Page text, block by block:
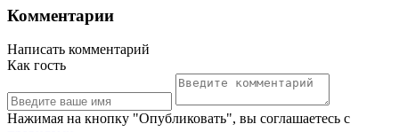
Комментарии
Написать комментарий
Как гость
Нажимая на кнопку "Опубликовать", вы соглашаетесь с